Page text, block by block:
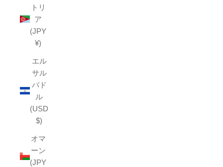
トリ
ア
(JPY
¥)
エル
サル
バド
ル
(USD
$)
オマ
ーン
(JPY